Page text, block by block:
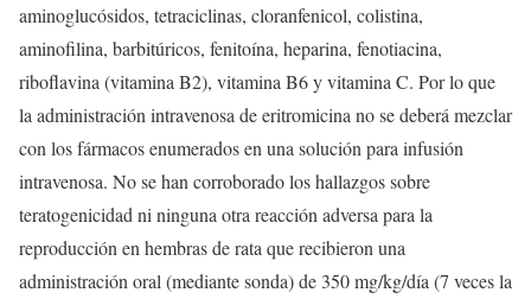
aminoglucósidos, tetraciclinas, cloranfenicol, colistina,
aminofilina, barbitúricos, fenitoína, heparina, fenotiacina,
riboflavina (vitamina B2), vitamina B6 y vitamina C. Por lo que
la administración intravenosa de eritromicina no se deberá mezclar
con los fármacos enumerados en una solución para infusión
intravenosa. No se han corroborado los hallazgos sobre
teratogenicidad ni ninguna otra reacción adversa para la
reproducción en hembras de rata que recibieron una
administración oral (mediante sonda) de 350 mg/kg/día (7 veces la